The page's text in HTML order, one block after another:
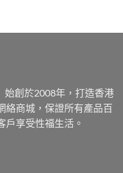
始創於2008年，打造香港
絡商城，保證所有產品百
戶享受性福生活。